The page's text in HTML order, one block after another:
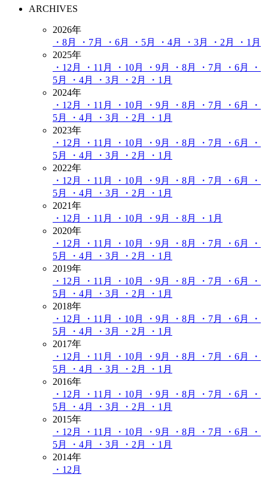
ARCHIVES
2026年
・8月
・7月 ・6月 ・5月 ・4月 ・3月 ・2月
・1月
2025年
・12月
・11月 ・10月 ・9月 ・8月 ・7月 ・6月
・
5月
・4月 ・3月 ・2月
・1月
2024年
・12月
・11月 ・10月 ・9月 ・8月 ・7月 ・6月
・
5月
・4月 ・3月 ・2月
・1月
2023年
・12月
・11月 ・10月 ・9月 ・8月 ・7月 ・6月
・
5月
・4月 ・3月 ・2月
・1月
2022年
・12月
・11月 ・10月 ・9月 ・8月 ・7月 ・6月
・
5月
・4月 ・3月 ・2月
・1月
2021年
・12月
・11月 ・10月 ・9月 ・8月
・1月
2020年
・12月
・11月 ・10月 ・9月 ・8月 ・7月 ・6月
・
5月
・4月 ・3月 ・2月
・1月
2019年
・12月
・11月 ・10月 ・9月 ・8月 ・7月 ・6月
・
5月
・4月 ・3月 ・2月
・1月
2018年
・12月
・11月 ・10月 ・9月 ・8月 ・7月 ・6月
・
5月
・4月 ・3月 ・2月
・1月
2017年
・12月
・11月 ・10月 ・9月 ・8月 ・7月 ・6月
・
5月
・4月 ・3月 ・2月
・1月
2016年
・12月
・11月 ・10月 ・9月 ・8月 ・7月 ・6月
・
5月
・4月 ・3月 ・2月
・1月
2015年
・12月
・11月 ・10月 ・9月 ・8月 ・7月 ・6月
・
5月
・4月 ・3月 ・2月
・1月
2014年
・12月